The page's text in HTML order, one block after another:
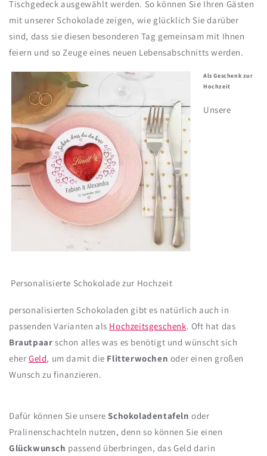
Tischgedeck ausgewählt werden. So können Sie Ihren Gästen
mit unserer Schokolade zeigen, wie glücklich Sie darüber
sind, dass sie diesen besonderen Tag gemeinsam mit Ihnen
feiern und so Zeuge eines neuen Lebensabschnitts werden.
Personalisierte Schokolade zur Hochzeit
Als Geschenk zur
Hochzeit
Unsere
personalisierten Schokoladen gibt es natürlich auch in
passenden Varianten als Hochzeitsgeschenk. Oft hat das
Brautpaar schon alles was es benötigt und wünscht sich
eher Geld, um damit die Flitterwochen oder einen großen
Wunsch zu finanzieren.
Dafür können Sie unsereSchokoladentafeln oder
Pralinenschachteln nutzen, denn so können Sie einen
Glückwunsch passend überbringen, das Geld darin